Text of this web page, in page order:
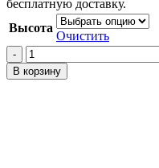
бесплатную доставку.
Высота
Очистить
Количество
товара
Проставки
В корзину